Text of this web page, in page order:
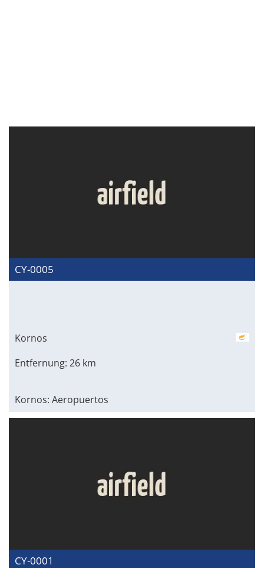
CY-0005
Kornos
Entfernung: 26 km
Kornos: Aeropuertos
CY-0001